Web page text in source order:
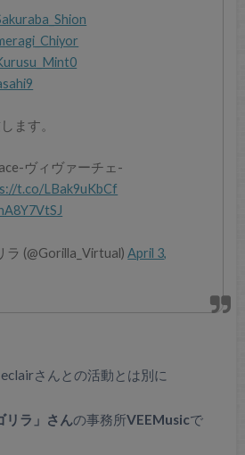
ます。
ヴィヴァーチェ-
t.co/LBak9uKbCf
ラ (@Gorilla_Virtual)April 3,
さんとの活動とは別に
リラ」さんの事務所VEEMusicで